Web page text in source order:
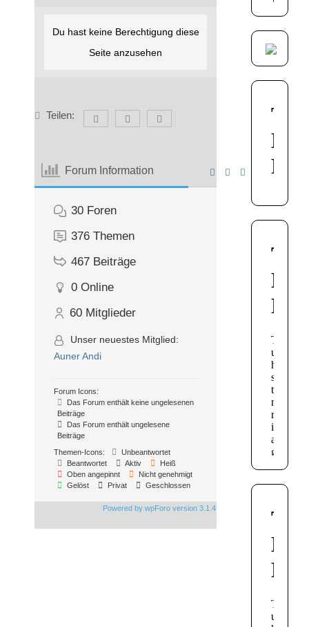
Du hast keine Berechtigung diese
Seite anzusehen
Teilen:
Forum Information
30 Foren
376 Themen
467 Beiträge
0 Online
60 Mitglieder
Unser neuestes Mitglied:
Auner Andi
Forum Icons:
Das Forum enthält keine ungelesenen
Beiträge
Das Forum enthält ungelesene
Beiträge
Themen-Icons:
Unbeantwortet
Beantwortet
Aktiv
Heiß
Oben angepinnt
Nicht genehmigt
Gelöst
Privat Geschlossen
Powered by wpForo version 3.1.4